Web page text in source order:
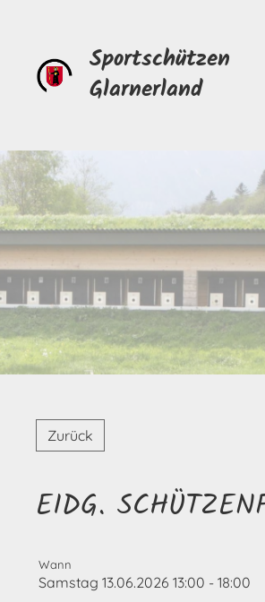
Sportschützen
Glarnerland
Zurück
EIDG.
Wann
Samstag 13.06.2026 13:00 - 18:00